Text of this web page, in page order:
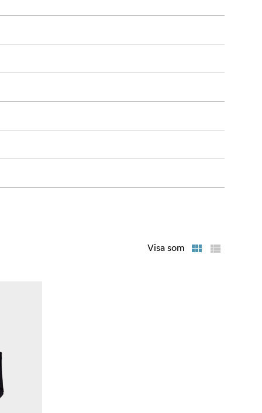
Visa som